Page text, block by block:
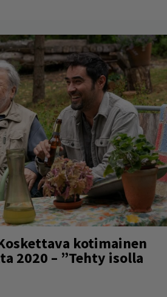
kotimainen
2020 – ”Tehty isolla